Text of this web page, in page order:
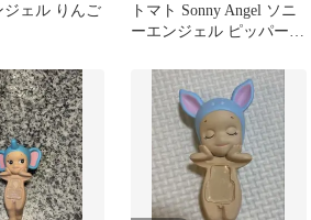
ジェル りんご
トマト Sonny Angel ソニ
ーエンジェル ピッパーズ